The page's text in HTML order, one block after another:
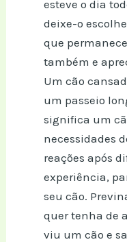
esteve o dia
deixe-o
que
também e
Um cão
um passeio
significa um
necessidades
reações após
experiência,
seu cão.
quer tenha de
viu um cão e